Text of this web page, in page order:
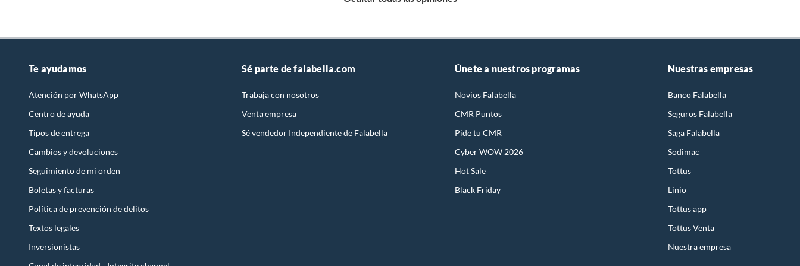
Te ayudamos
Atención por WhatsApp
Centro de ayuda
Tipos de entrega
Cambios y devoluciones
Seguimiento de mi orden
Boletas y facturas
Política de prevención de delitos
Textos legales
Inversionistas
Sé parte de falabella.com
Trabaja con nosotros
Venta empresa
Sé vendedor Independiente de Falabella
Únete a nuestros programas
Novios Falabella
CMR Puntos
Pide tu CMR
Cyber WOW 2026
Hot Sale
Black Friday
Nuestras empresas
Banco Falabella
Seguros Falabella
Saga Falabella
Sodimac
Tottus
Linio
Tottus app
Tottus Venta
Nuestra empresa